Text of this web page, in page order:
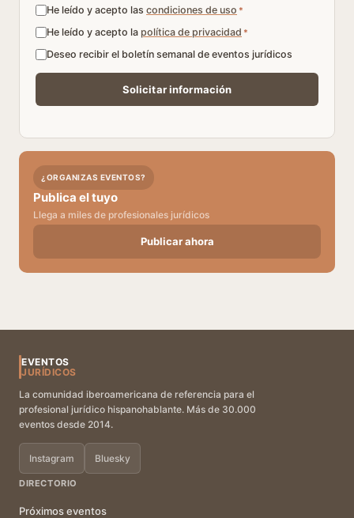
He leído y acepto las condiciones de uso *
He leído y acepto la política de privacidad *
Deseo recibir el boletín semanal de eventos jurídicos
¿ORGANIZAS EVENTOS?
Publica el tuyo
Llega a miles de profesionales jurídicos
Publicar ahora
EVENTOS
JURÍDICOS
La comunidad iberoamericana de referencia para el
profesional jurídico hispanohablante. Más de 30.000
eventos desde 2014.
Instagram Bluesky
DIRECTORIO
Próximos eventos